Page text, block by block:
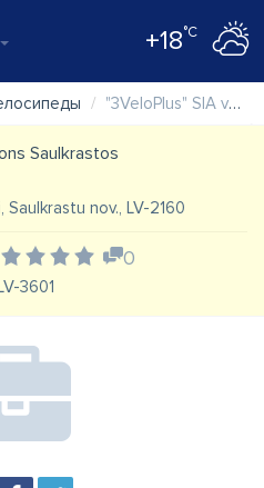
+18°C
"3VeloPlus" SIA veikals
Saulkrastos
nov., LV-2160
0
3601